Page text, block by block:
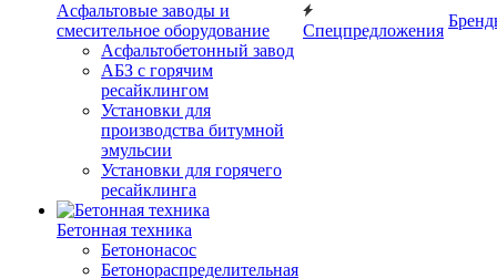
Асфальтовые заводы и
смесительное оборудование
Асфальтобетонный завод
АБЗ с горячим
ресайклингом
Установки для
производства битумной
эмульсии
Установки для горячего
ресайклинга
Бетонная техника
Бетононасос
Бетонораспределительная
Спецпредложения